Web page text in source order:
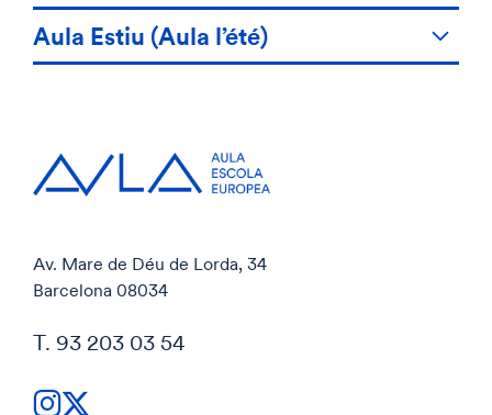
Aula Estiu (Aula l’été)
Av. Mare de Déu de Lorda, 34
Barcelona 08034
T. 93 203 03 54